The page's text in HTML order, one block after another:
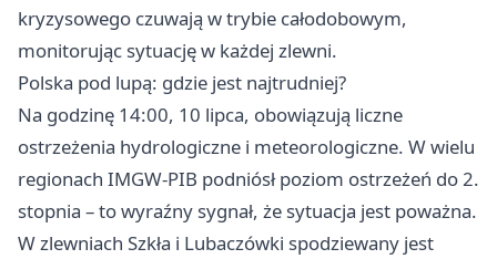
kryzysowego czuwają w trybie całodobowym,
monitorując sytuację w każdej zlewni.
Polska pod lupą: gdzie jest najtrudniej?
Na godzinę 14:00, 10 lipca, obowiązują liczne
ostrzeżenia hydrologiczne i meteorologiczne. W wielu
regionach IMGW-PIB podniósł poziom ostrzeżeń do 2.
stopnia – to wyraźny sygnał, że sytuacja jest poważna.
W zlewniach Szkła i Lubaczówki spodziewany jest